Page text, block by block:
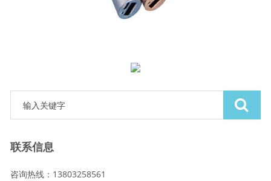
联系信息
咨询热线：13803258561